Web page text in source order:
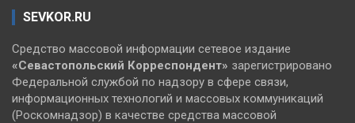
SEVKOR.RU
Средство массовой информации сетевое издание
«Севастопольский Корреспондент» зарегистрировано
Федеральной службой по надзору в сфере связи,
информационных технологий и массовых коммуникаций
(Роскомнадзор) в качестве средства массовой